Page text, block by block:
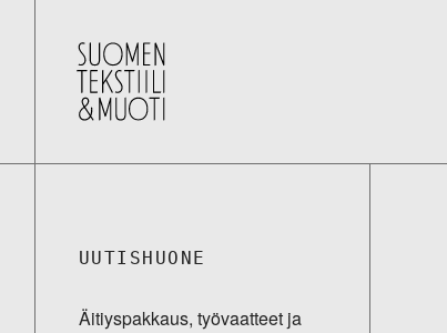
UUTISHUONE
Äitiyspakkaus, työvaatteet ja